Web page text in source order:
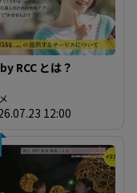
RCC とは？
12:00